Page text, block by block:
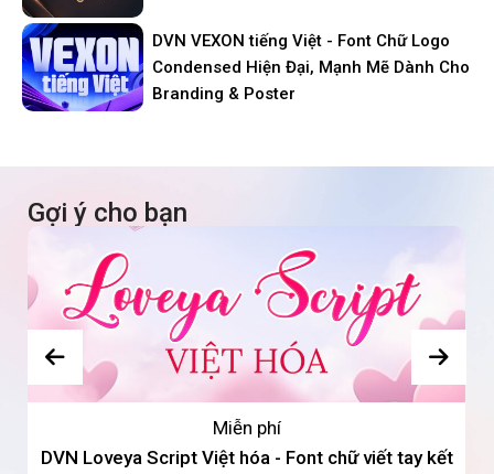
DVN VEXON tiếng Việt - Font Chữ Logo
Condensed Hiện Đại, Mạnh Mẽ Dành Cho
Branding & Poster
Gợi ý cho bạn
Miễn phí
DVN Loveya Script Việt hóa - Font chữ viết tay kết